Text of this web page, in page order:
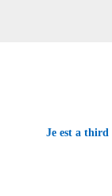
Je est a